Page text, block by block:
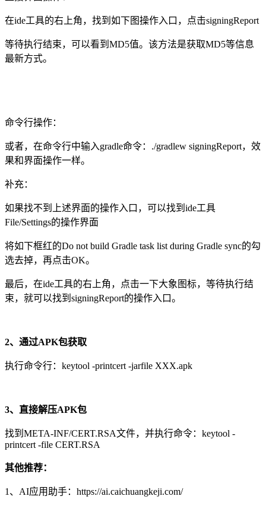
在ide工具的右上角，找到如下图操作入口，点击signingReport
等待执行结束，可以看到MD5值。该方法是获取MD5等信息
最新方式。
命令行操作：
或者，在命令行中输入gradle命令：./gradlew signingReport，效
果和界面操作一样。
补充：
如果找不到上述界面的操作入口，可以找到ide工具
File/Settings的操作界面
将如下框红的Do not build Gradle task list during Gradle sync的勾
选去掉，再点击OK。
最后，在ide工具的右上角，点击一下大象图标，等待执行结
束，就可以找到signingReport的操作入口。
2、通过APK包获取
执行命令行：keytool -printcert -jarfile XXX.apk
3、直接解压APK包
找到META-INF/CERT.RSA文件，并执行命令：keytool -
printcert -file CERT.RSA
其他推荐：
1、AI应用助手：https://ai.caichuangkeji.com/